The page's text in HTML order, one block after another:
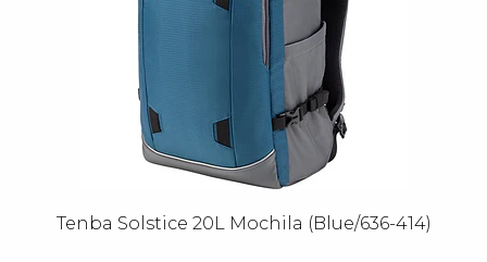
Tenba Solstice 20L Mochila (Blue/636-414)